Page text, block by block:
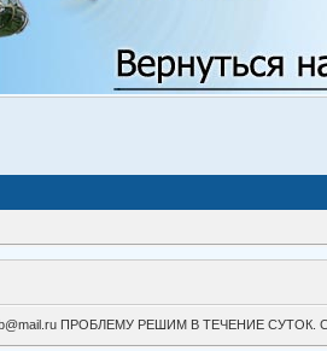
ПРОБЛЕМУ РЕШИМ В ТЕЧЕНИЕ